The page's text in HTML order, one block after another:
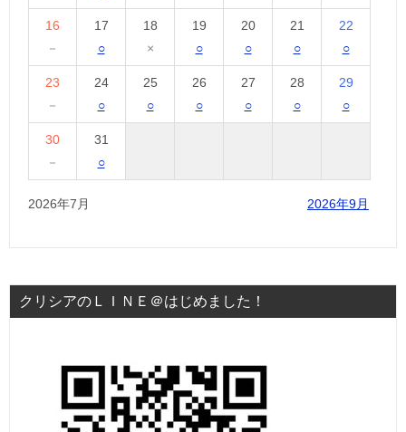
16
－
17
○
18
×
19
○
20
○
21
○
22
○
23
－
24
○
25
○
26
○
27
○
28
○
29
○
30
－
31
○
2026年7月 2026年9月
クリシアのＬＩＮＥ＠はじめました！